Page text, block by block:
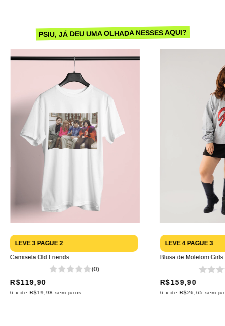
PSIU, JÁ DEU UMA OLHADA NESSES AQUI?
LEVE 3 PAGUE 2
Camiseta Old Friends
(0)
R$119,90
6 x de R$19,98 sem juros
LEVE 4 PAGUE 3
Blusa de Moletom Girls
R$159,90
6 x de R$26,65 sem